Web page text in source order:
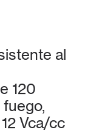
al
120
Vca/cc